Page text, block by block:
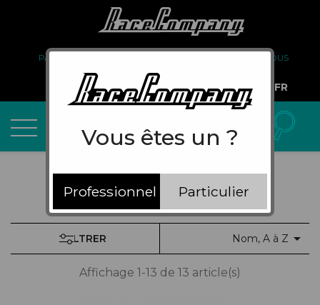
PARTENARIAT
À PROPOS DE NOUS
COMPTE PRO
FR
Nom, A à Z 
FILTRER
Affichage 1-13 de 13 article(s)
Vous êtes un ?
Professionnel Particulier